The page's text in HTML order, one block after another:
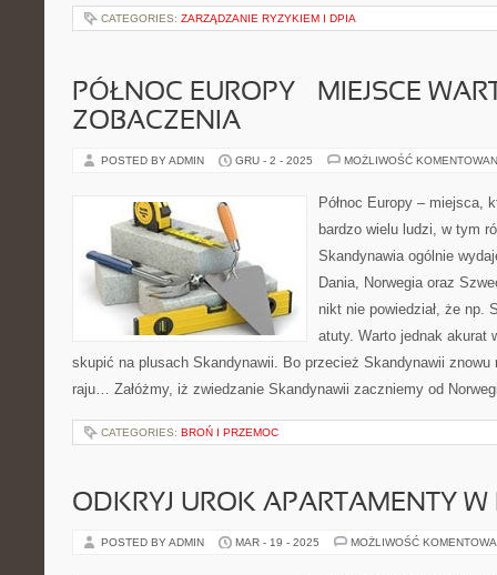
CATEGORIES: ZARZĄDZANIE RYZYKIEM I DPIA
PÓŁNOC EUROPY – MIEJSCE
ZOBACZENIA
POSTED BY ADMIN GRU - 2 - 2025 MOŻLIWOŚĆ
Północ Europy – miejsca,
bardzo wielu ludzi, w tym
Skandynawia ogólnie
Dania, Norwegia oraz
nikt nie powiedział, że np.
atuty. Warto jednak akurat
skupić na plusach Skandynawii. Bo przecież Skandynawii znowu
raju… Załóżmy, iż zwiedzanie Skandynawii zaczniemy od
CATEGORIES: BROŃ I PRZEMOC
ODKRYJ UROK APARTAMENTY W
POSTED BY ADMIN MAR - 19 - 2025 MOŻLIWOŚĆ